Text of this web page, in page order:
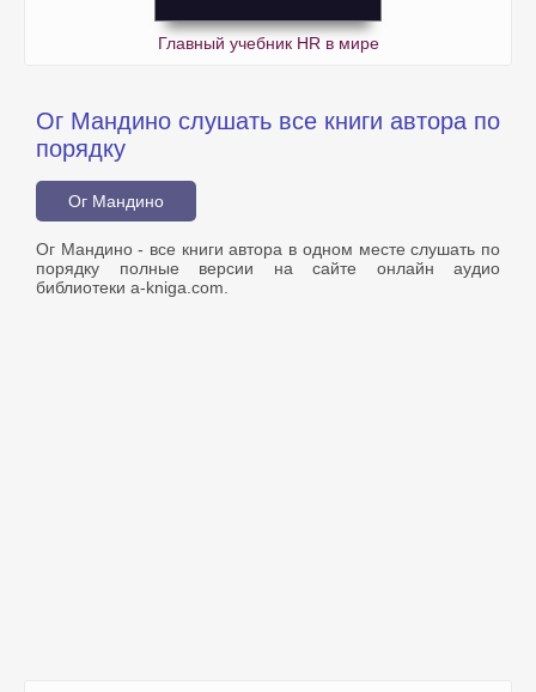
Главный учебник HR в мире
Ог Мандино слушать все книги автора по
порядку
Ог Мандино
Ог Мандино - все книги автора в одном месте слушать по
порядку полные версии на сайте онлайн аудио
библиотеки a-kniga.com.